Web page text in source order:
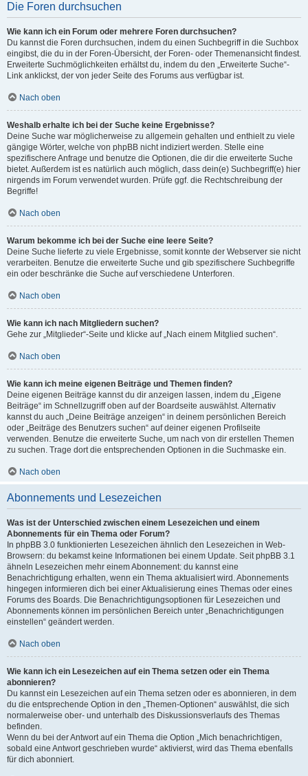
Die Foren durchsuchen
Wie kann ich ein Forum oder mehrere Foren durchsuchen?
Du kannst die Foren durchsuchen, indem du einen Suchbegriff in die Suchbox
eingibst, die du in der Foren-Übersicht, der Foren- oder Themenansicht findest.
Erweiterte Suchmöglichkeiten erhältst du, indem du den „Erweiterte Suche“-
Link anklickst, der von jeder Seite des Forums aus verfügbar ist.
Nach oben
Weshalb erhalte ich bei der Suche keine Ergebnisse?
Deine Suche war möglicherweise zu allgemein gehalten und enthielt zu viele
gängige Wörter, welche von phpBB nicht indiziert werden. Stelle eine
spezifischere Anfrage und benutze die Optionen, die dir die erweiterte Suche
bietet. Außerdem ist es natürlich auch möglich, dass dein(e) Suchbegriff(e) hier
nirgends im Forum verwendet wurden. Prüfe ggf. die Rechtschreibung der
Begriffe!
Nach oben
Warum bekomme ich bei der Suche eine leere Seite?
Deine Suche lieferte zu viele Ergebnisse, somit konnte der Webserver sie nicht
verarbeiten. Benutze die erweiterte Suche und gib spezifischere Suchbegriffe
ein oder beschränke die Suche auf verschiedene Unterforen.
Nach oben
Wie kann ich nach Mitgliedern suchen?
Gehe zur „Mitglieder“-Seite und klicke auf „Nach einem Mitglied suchen“.
Nach oben
Wie kann ich meine eigenen Beiträge und Themen finden?
Deine eigenen Beiträge kannst du dir anzeigen lassen, indem du „Eigene
Beiträge“ im Schnellzugriff oben auf der Boardseite auswählst. Alternativ
kannst du auch „Deine Beiträge anzeigen“ in deinem persönlichen Bereich
oder „Beiträge des Benutzers suchen“ auf deiner eigenen Profilseite
verwenden. Benutze die erweiterte Suche, um nach von dir erstellen Themen
zu suchen. Trage dort die entsprechenden Optionen in die Suchmaske ein.
Nach oben
Abonnements und Lesezeichen
Was ist der Unterschied zwischen einem Lesezeichen und einem
Abonnements für ein Thema oder Forum?
In phpBB 3.0 funktionierten Lesezeichen ähnlich den Lesezeichen in Web-
Browsern: du bekamst keine Informationen bei einem Update. Seit phpBB 3.1
ähneln Lesezeichen mehr einem Abonnement: du kannst eine
Benachrichtigung erhalten, wenn ein Thema aktualisiert wird. Abonnements
hingegen informieren dich bei einer Aktualisierung eines Themas oder eines
Forums des Boards. Die Benachrichtigungsoptionen für Lesezeichen und
Abonnements können im persönlichen Bereich unter „Benachrichtigungen
einstellen“ geändert werden.
Nach oben
Wie kann ich ein Lesezeichen auf ein Thema setzen oder ein Thema
abonnieren?
Du kannst ein Lesezeichen auf ein Thema setzen oder es abonnieren, in dem
du die entsprechende Option in den „Themen-Optionen“ auswählst, die sich
normalerweise ober- und unterhalb des Diskussionsverlaufs des Themas
befinden.
Wenn du bei der Antwort auf ein Thema die Option „Mich benachrichtigen,
sobald eine Antwort geschrieben wurde“ aktivierst, wird das Thema ebenfalls
für dich abonniert.